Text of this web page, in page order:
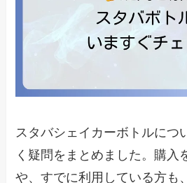
スタバシェイカーボトルにつ
く疑問をまとめました。購入
や、すでに利用している方も